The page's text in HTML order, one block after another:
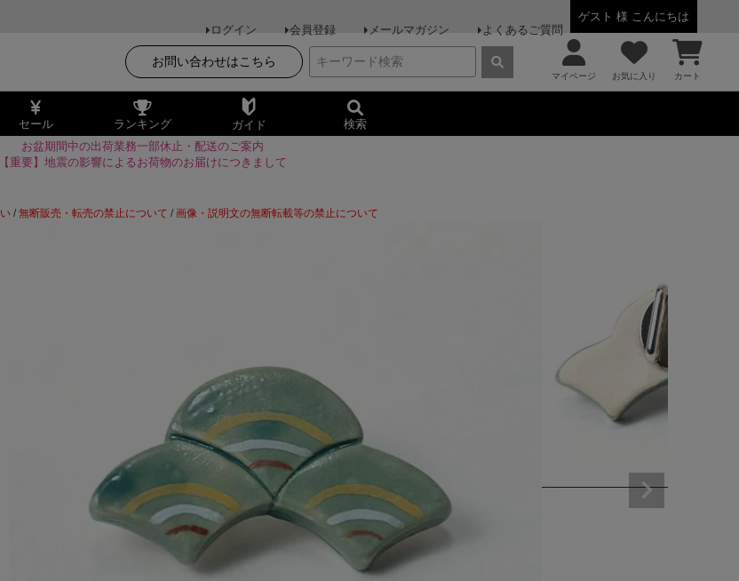
ゲスト 様 こんにちは
ログイン
会員登録 メールマガジン よくあるご質問
お問い合わせはこちら
マイページ お気に入り カート
セール ランキング ガイド 検索
お盆期間中の出荷業務一部休止・配送のご案内
【重要】地震の影響によるお荷物のお届けにつきまして
/ 無断販売・転売の禁止について / 画像・説明文の無断転載等の禁止について